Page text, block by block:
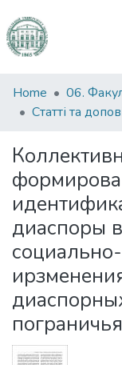
Communities
&
All of DSpace
Statistics
Home
Статті та
диаспоры